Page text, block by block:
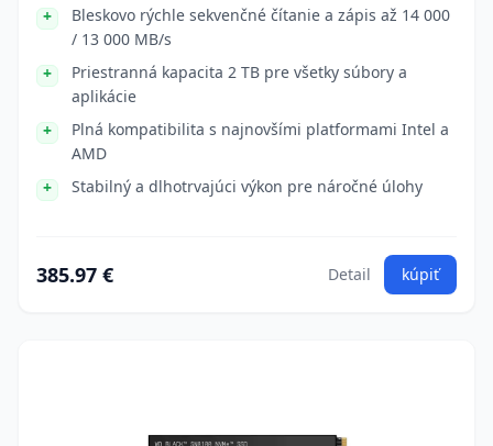
Bleskovo rýchle sekvenčné čítanie a zápis až 14 000
/ 13 000 MB/s
Priestranná kapacita 2 TB pre všetky súbory a
aplikácie
Plná kompatibilita s najnovšími platformami Intel a
AMD
Stabilný a dlhotrvajúci výkon pre náročné úlohy
385.97 € Detail kúpiť